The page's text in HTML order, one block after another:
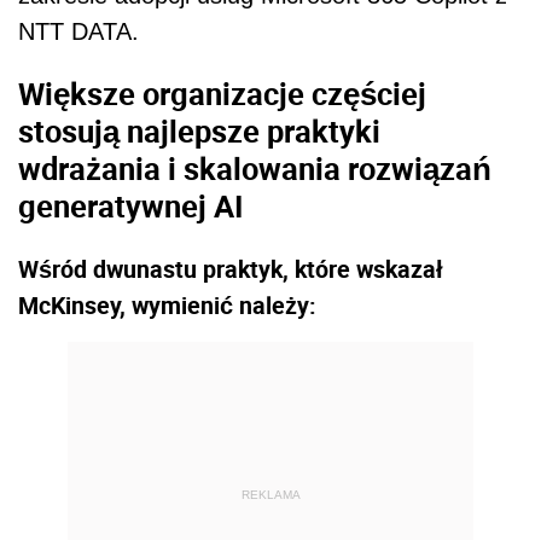
NTT DATA.
Większe organizacje częściej
stosują najlepsze praktyki
wdrażania i skalowania rozwiązań
generatywnej AI
Wśród dwunastu praktyk, które wskazał
McKinsey, wymienić należy:
REKLAMA